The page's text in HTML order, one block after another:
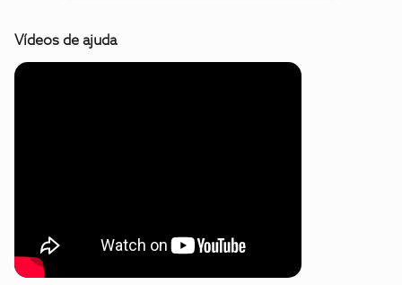
Vídeos de ajuda